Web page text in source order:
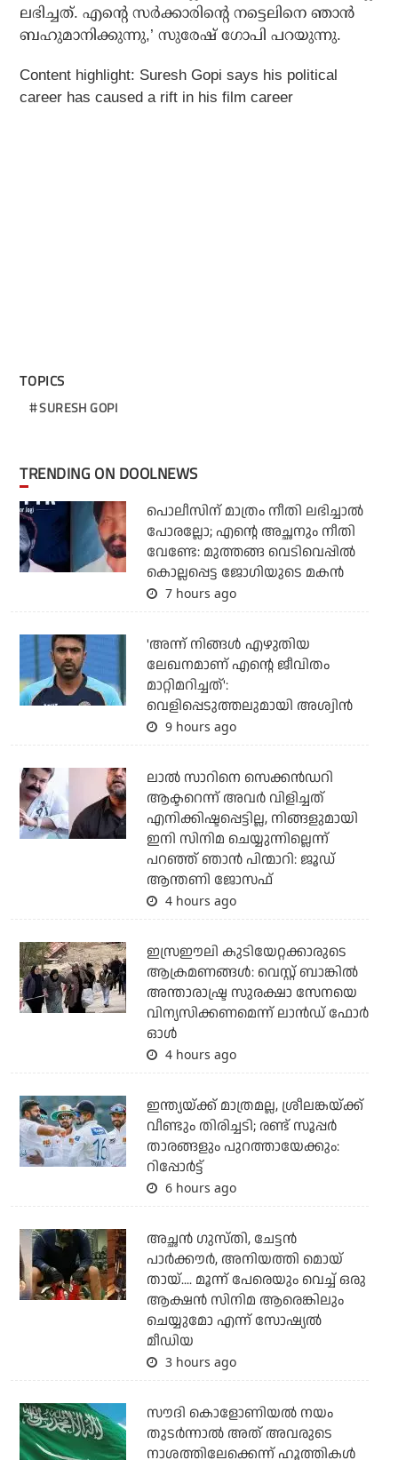
ലഭിച്ചത്. എന്റെ സര്‍ക്കാരിന്റെ നട്ടെലിനെ ഞാന്‍
ബഹുമാനിക്കുന്നു,’ സുരേഷ് ഗോപി പറയുന്നു.
Content highlight: Suresh Gopi says his political
career has caused a rift in his film career
TOPICS
SURESH GOPI
TRENDING ON DOOLNEWS
പൊലീസിന് മാത്രം നീതി ലഭിച്ചാല്‍
പോരല്ലോ; എന്റെ അച്ഛനും നീതി
വേണ്ടേ: മുത്തങ്ങ വെടിവെപ്പില്‍
കൊല്ലപ്പെട്ട ജോഗിയുടെ മകന്‍
7 hours ago
'അന്ന് നിങ്ങള്‍ എഴുതിയ
ലേഖനമാണ് എന്റെ ജീവിതം
മാറ്റിമറിച്ചത്':
വെളിപ്പെടുത്തലുമായി അശ്വിന്‍
9 hours ago
ലാല്‍ സാറിനെ സെക്കന്‍ഡറി
ആക്ടറെന്ന് അവര്‍ വിളിച്ചത്
എനിക്കിഷ്ടപ്പെട്ടില്ല, നിങ്ങളുമായി
ഇനി സിനിമ ചെയ്യുന്നില്ലെന്ന്
പറഞ്ഞ് ഞാന്‍ പിന്മാറി: ജൂഡ്
ആന്തണി ജോസഫ്
4 hours ago
ഇസ്രഈലി കുടിയേറ്റക്കാരുടെ
ആക്രമണങ്ങള്‍: വെസ്റ്റ് ബാങ്കില്‍
അന്താരാഷ്ട്ര സുരക്ഷാ സേനയെ
വിന്യസിക്കണമെന്ന് ലാന്‍ഡ് ഫോര്‍
ഓള്‍
4 hours ago
ഇന്ത്യയ്ക്ക് മാത്രമല്ല, ശ്രീലങ്കയ്ക്ക്
വീണ്ടും തിരിച്ചടി; രണ്ട് സൂപ്പര്‍
താരങ്ങളും പുറത്തായേക്കും:
റിപ്പോര്‍ട്ട്
6 hours ago
അച്ഛന്‍ ഗുസ്തി, ചേട്ടന്‍
പാര്‍ക്കൗര്‍, അനിയത്തി മൊയ്
തായ്.... മൂന്ന് പേരെയും വെച്ച് ഒരു
ആക്ഷന്‍ സിനിമ ആരെങ്കിലും
ചെയ്യുമോ എന്ന് സോഷ്യല്‍
മീഡിയ
3 hours ago
സൗദി കൊളോണിയല്‍ നയം
തുടര്‍ന്നാല്‍ അത് അവരുടെ
നാശത്തിലേക്കെന്ന് ഹൂത്തികള്‍